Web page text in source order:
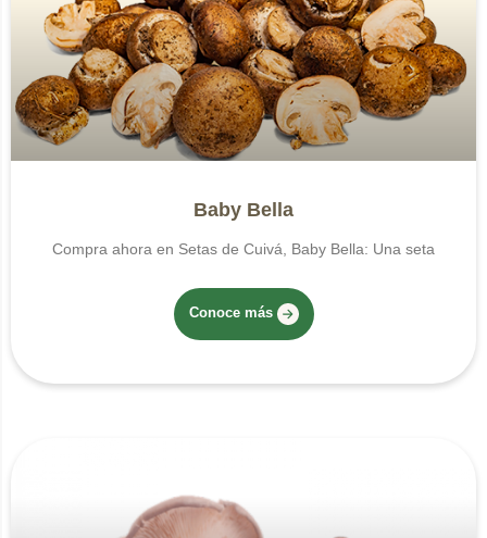
Baby Bella
Compra ahora en Setas de Cuivá, Baby Bella: Una seta
Conoce más